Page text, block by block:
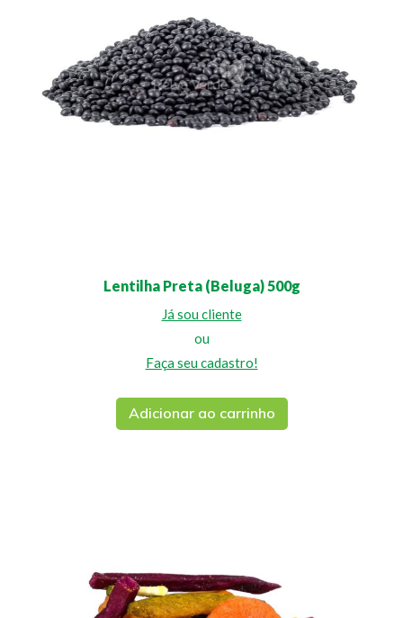
Lentilha Preta (Beluga) 500g
Já sou cliente
ou
Faça seu cadastro!
Adicionar ao carrinho